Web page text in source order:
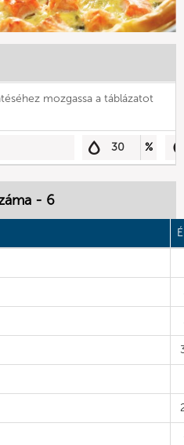
mozgassa a táblázatot
30 %
- 6